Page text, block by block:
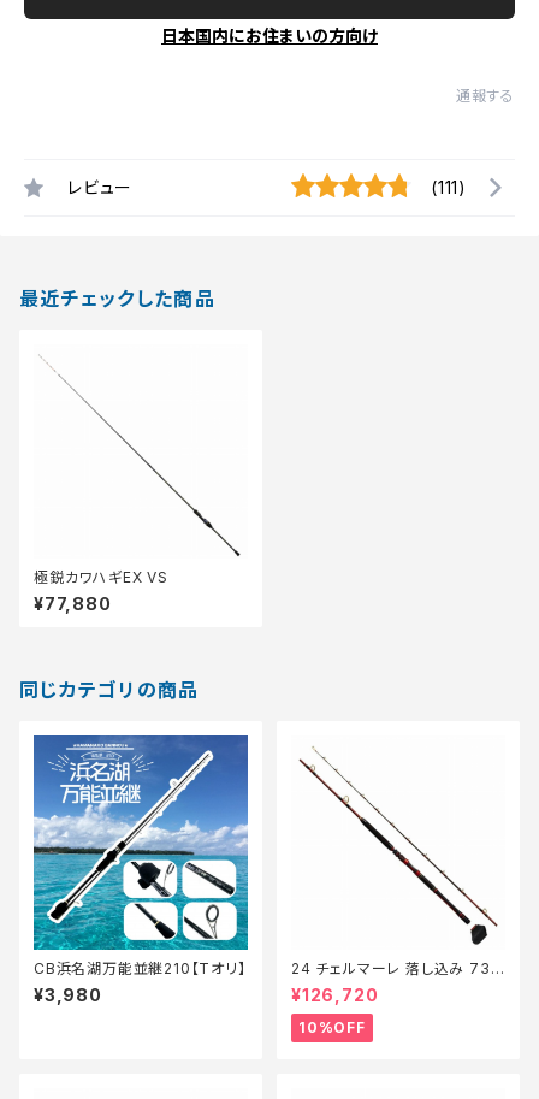
日本国内にお住まいの方向け
通報する
レビュー (111)
最近チェックした商品
極鋭カワハギEX VS
¥77,880
同じカテゴリの商品
CB浜名湖万能並継210【Tオリ】
¥3,980
24 チェルマーレ 落し込み 73H
235【継続セール_ロッド】【10】
¥126,720
10%OFF